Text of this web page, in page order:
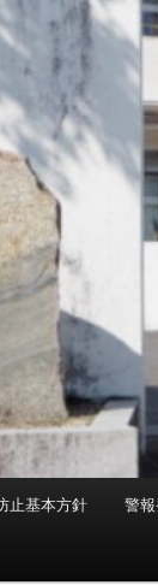
止基本方針 警